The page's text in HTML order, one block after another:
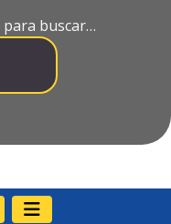
para buscar…